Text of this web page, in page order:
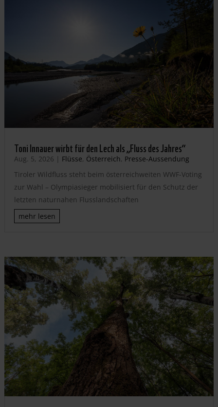
Toni Innauer wirbt für den Lech als „Fluss des Jahres“
Aug. 5, 2026 | Flüsse, Österreich, Presse-Aussendung
Tiroler Wildfluss steht beim österreichweiten WWF-Voting
zur Wahl – Olympiasieger mobilisiert für den Schutz der
letzten naturnahen Flusslandschaften
mehr lesen